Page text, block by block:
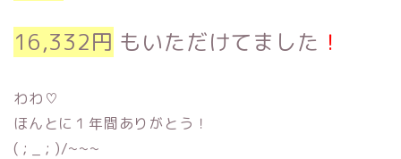
16,332円 もいただけてました ！
わわ♡
ほんとに１年間ありがとう！
( ; _ ; )/~~~